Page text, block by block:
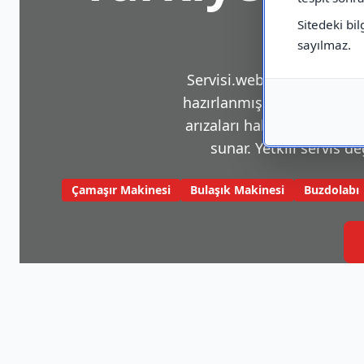
Sitedeki
sayılmaz.
Servisi.web.tr, beyaz
hazırlanmış bir
arızaları hakkında sık
sunar. Yetkili servis
Çamaşır Makinesi Bulaşık Makinesi Buzdolabı